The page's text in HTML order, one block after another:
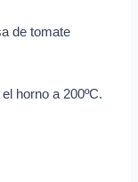
horno a 200ºC.